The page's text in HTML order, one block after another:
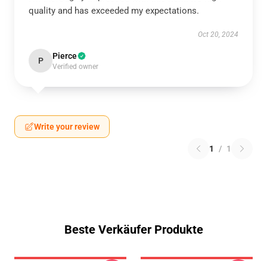
quality and has exceeded my expectations.
Oct 20, 2024
P Pierce
Verified owner
Write your review
1 / 1
Beste Verkäufer Produkte